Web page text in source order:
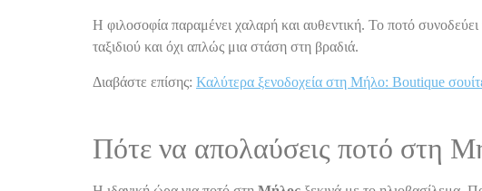
Η φιλοσοφία παραμένει χαλαρή και αυθεντική. Το ποτό συνοδεύει
ταξιδιού και όχι απλώς μια στάση στη βραδιά.
Διαβάστε επίσης: Καλύτερα ξενοδοχεία στη Μήλο: Boutique
Πότε να απολαύσεις ποτό στη